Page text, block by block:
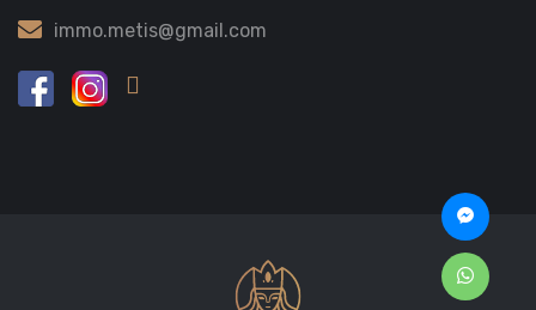
immo.metis@gmail.com